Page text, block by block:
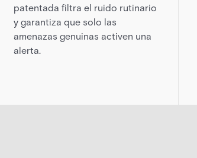
patentada filtra el ruido rutinario
y garantiza que solo las
amenazas genuinas activen una
alerta.